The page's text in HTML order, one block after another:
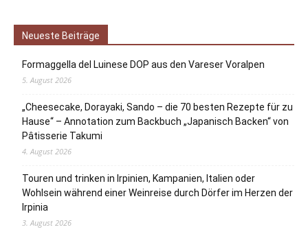
Neueste Beiträge
Formaggella del Luinese DOP aus den Vareser Voralpen
5. August 2026
„Cheesecake, Dorayaki, Sando – die 70 besten Rezepte für zu
Hause“ – Annotation zum Backbuch „Japanisch Backen“ von
Pâtisserie Takumi
4. August 2026
Touren und trinken in Irpinien, Kampanien, Italien oder
Wohlsein während einer Weinreise durch Dörfer im Herzen der
Irpinia
3. August 2026